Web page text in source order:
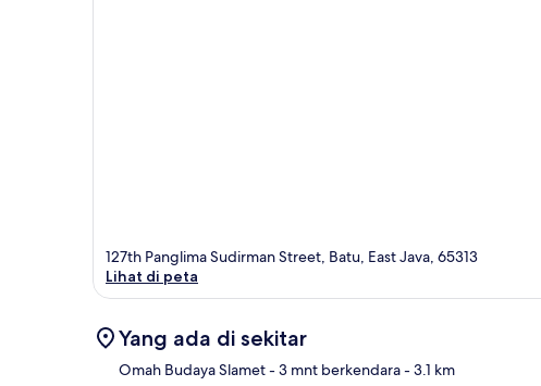
127th Panglima Sudirman Street, Batu, East Java, 65313
Lihat di peta
Yang ada di sekitar
Omah Budaya Slamet- 3 mnt berkendara- 3.1 km